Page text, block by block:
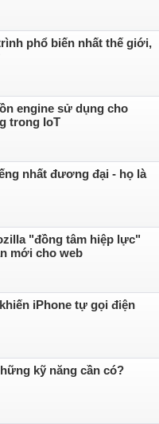
phổ biến nhất thế giới,
engine sử dụng cho
trong IoT
nhất đương đại - họ là
"đồng tâm hiệp lực"
mới cho web
iPhone tự gọi điện
kỹ năng cần có?